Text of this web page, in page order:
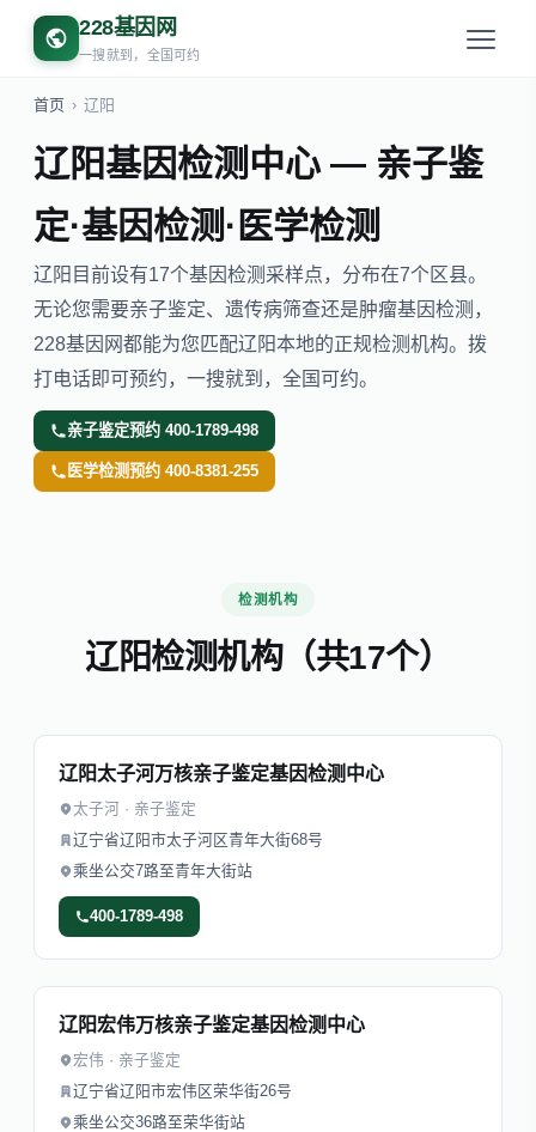
228基因网
一搜就到，全国可约
首页 › 辽阳
辽阳基因检测中心 — 亲子鉴
定·基因检测·医学检测
辽阳目前设有17个基因检测采样点，分布在7个区县。
无论您需要亲子鉴定、遗传病筛查还是肿瘤基因检测，
228基因网都能为您匹配辽阳本地的正规检测机构。拨
打电话即可预约，一搜就到，全国可约。
亲子鉴定预约 400-1789-498
医学检测预约 400-8381-255
检测机构
辽阳检测机构（共17个）
辽阳太子河万核亲子鉴定基因检测中心
太子河 · 亲子鉴定
辽宁省辽阳市太子河区青年大街68号
乘坐公交7路至青年大街站
400-1789-498
辽阳宏伟万核亲子鉴定基因检测中心
宏伟 · 亲子鉴定
辽宁省辽阳市宏伟区荣华街26号
乘坐公交36路至荣华街站